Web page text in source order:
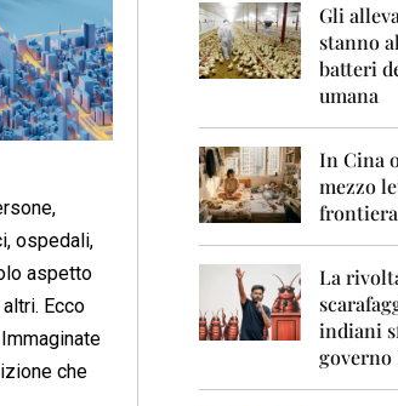
8
2
0
0
9
1
1
ospedali,
aspetto
Ecco
che
Gli
stanno
batteri
umana
In Cina
mezzo
La
indiani
governo